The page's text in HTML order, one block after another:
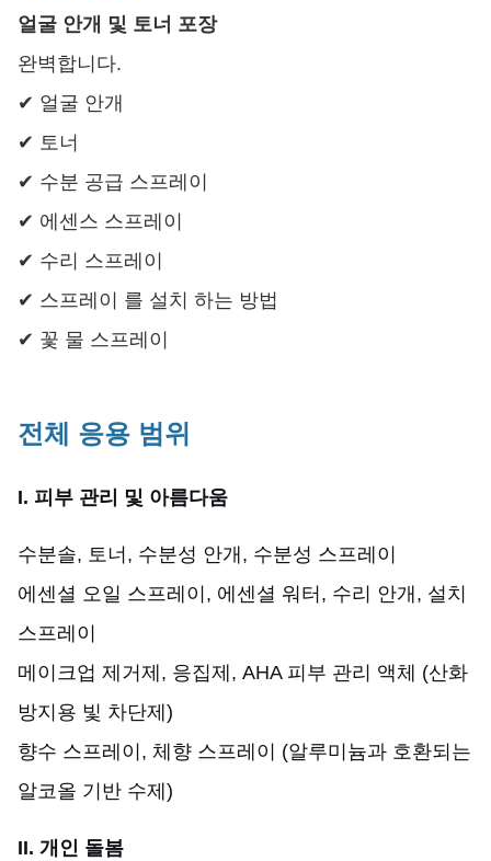
얼굴 안개 및 토너 포장
완벽합니다.
✔ 얼굴 안개
✔ 토너
✔ 수분 공급 스프레이
✔ 에센스 스프레이
✔ 수리 스프레이
✔ 스프레이 를 설치 하는 방법
✔ 꽃 물 스프레이
전체 응용 범위
I. 피부 관리 및 아름다움
수분솔, 토너, 수분성 안개, 수분성 스프레이
에센셜 오일 스프레이, 에센셜 워터, 수리 안개, 설치
스프레이
메이크업 제거제, 응집제, AHA 피부 관리 액체 (산화
방지용 빛 차단제)
향수 스프레이, 체향 스프레이 (알루미늄과 호환되는
알코올 기반 수제)
II. 개인 돌봄